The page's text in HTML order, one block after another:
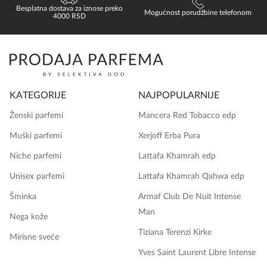
Besplatna dostava za iznose preko
4000 RSD
Mogućnost porudžbine telefonom
KATEGORIJE
Ženski parfemi
Muški parfemi
Niche parfemi
Unisex parfemi
Šminka
Nega kože
Mirisne sveće
NAJPOPULARNIJE
Mancera Red Tobacco edp
Xerjoff Erba Pura
Lattafa Khamrah edp
Lattafa Khamrah Qahwa edp
Armaf Club De Nuit Intense
Man
Tiziana Terenzi Kirke
Yves Saint Laurent Libre Intense